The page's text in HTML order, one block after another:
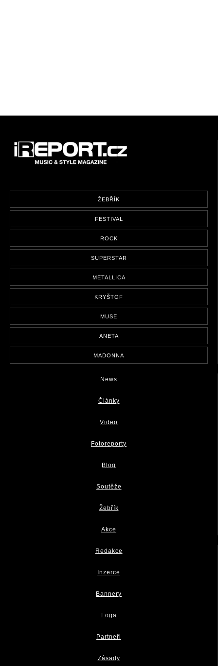
ŽEBŘÍK
FESTIVAL
ROCK
SUPERSTAR
METALLICA
KRYŠTOF
MUSE
ANETA
MADONNA
News
Články
Video
Fotoreporty
Blog
Soutěže
Žebřík
Akce
Redakce
Inzerce
Bannery
Loga
Partneři
Zásady